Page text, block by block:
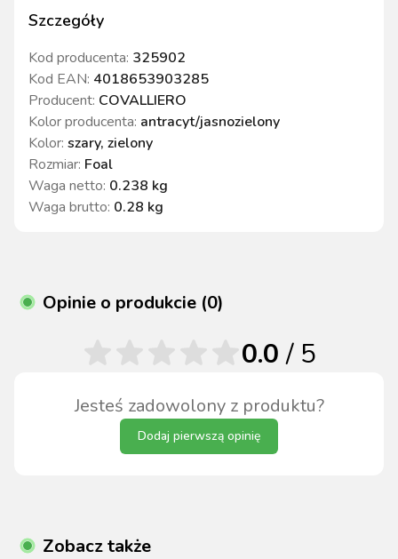
Szczegóły
Kod producenta: 325902
Kod EAN: 4018653903285
Producent: COVALLIERO
Kolor producenta: antracyt/jasnozielony
Kolor: szary, zielony
Rozmiar: Foal
Waga netto: 0.238 kg
Waga brutto: 0.28 kg
Opinie o produkcie (0)
Jesteś zadowolony z produktu?
Dodaj pierwszą opinię
0.0/ 5
Zobacz także